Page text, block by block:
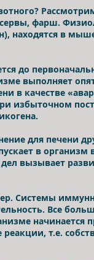
фарш.
находятся в
до
выполняет
в качестве
избыточном
для печени
в
вызывает
Системы
Все
начинается
т.е.